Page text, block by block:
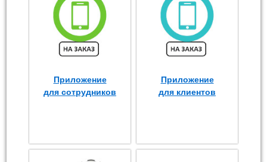
Приложение
для сотрудников
Приложение
для клиентов